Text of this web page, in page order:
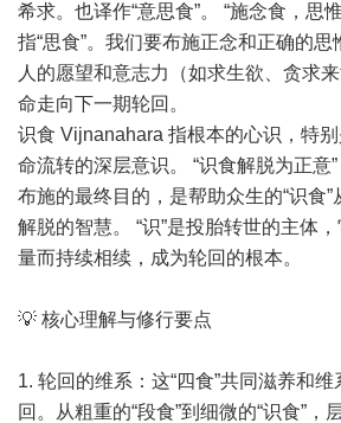
希求。也译作“意思食”。 “施念食，思
指“思食”。我们要布施正念和正确的思
人的愿望和意志力（如求生欲、贪求
命走向下一期轮回。
识食 Vijnanahara 指根本的心识，特
命流转的深层意识。 “识食解脱为正意”
布施的最终目的，是帮助众生的“识食
解脱的智慧。 “识”是投胎转世的主体
量而持续相续，成为轮回的根本。
💡 核心理解与修行要点
1. 轮回的维系：这“四食”共同滋养和
回。从粗重的“段食”到细微的“识食”，